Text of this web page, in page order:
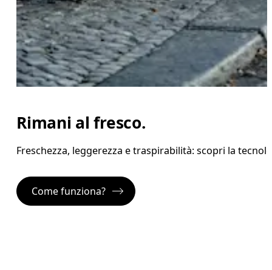
Rimani al fresco.
Freschezza, leggerezza e traspirabilità: scopri la
Come funziona?